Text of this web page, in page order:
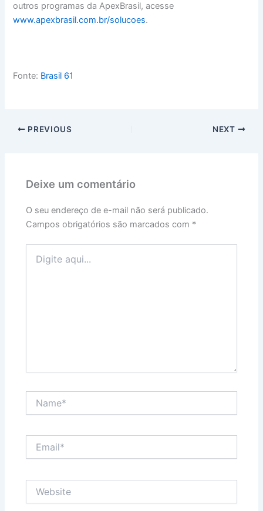
outros programas da ApexBrasil, acesse
www.apexbrasil.com.br/solucoes.
Fonte: Brasil 61
PREVIOUS NEXT
Deixe um comentário
O seu endereço de e-mail não será publicado.
Campos obrigatórios são marcados com *
aqui...